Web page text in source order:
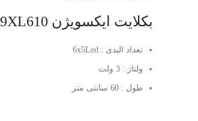
بکلایت ایکسویژن 49XL615 , 49XL610
تعداد الیدی : 6x5Led
ولتاژ : 3 ولت
طول : 60 سانتی متر